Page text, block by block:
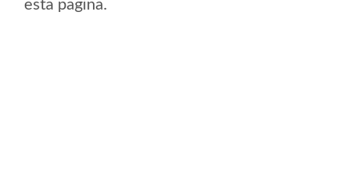
esta pagina.